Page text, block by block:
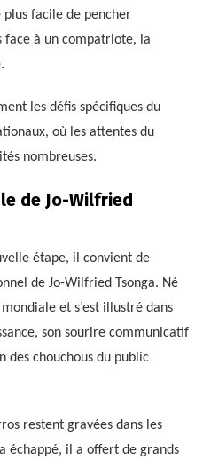
facile de pencher
face à un compatriote, la
les défis spécifiques du
où les attentes du
nombreuses.
de Jo-Wilfried
étape, il convient de
de Jo-Wilfried Tsonga. Né
et s’est illustré dans
son sourire communicatif
des chouchous du public
restent gravées dans les
échappé, il a offert de grands